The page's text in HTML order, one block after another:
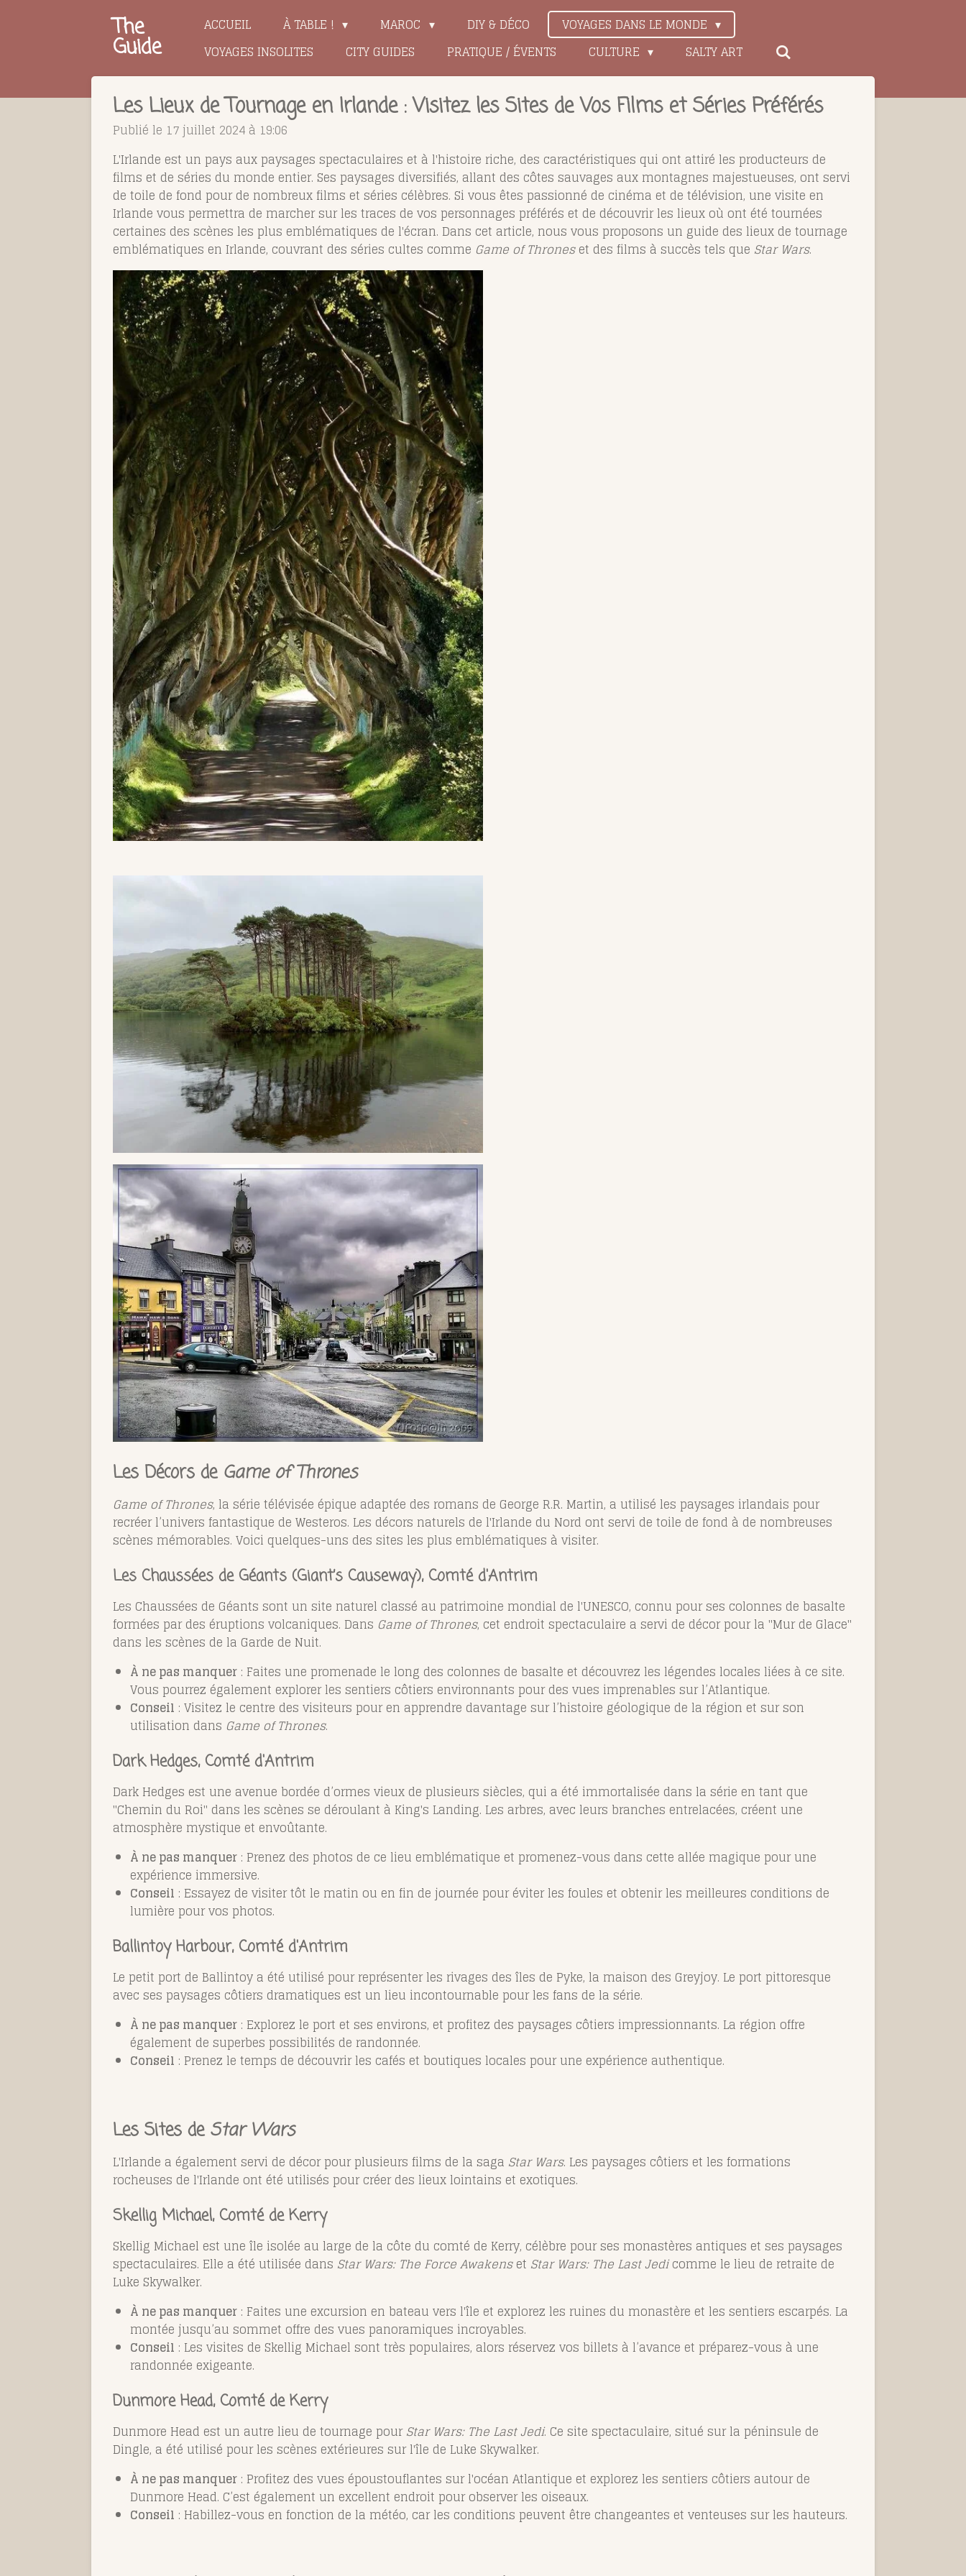
The
Guide
ACCUEIL À TABLE ! MAROC DIY & DÉCO
VOYAGES DANS LE MONDE
VOYAGES INSOLITES
CITY GUIDES PRATIQUE / ÉVENTS CULTURE SALTY ART
Les Lieux de Tournage en Irlande : Visitez les Sites de Vos Films et Séries Préférés
Publié le 17 juillet 2024 à 19:06
L'Irlande est un pays aux paysages spectaculaires et à l'histoire riche, des caractéristiques qui ont attiré les producteurs de
films et de séries du monde entier. Ses paysages diversifiés, allant des côtes sauvages aux montagnes majestueuses, ont servi
de toile de fond pour de nombreux films et séries célèbres. Si vous êtes passionné de cinéma et de télévision, une visite en
Irlande vous permettra de marcher sur les traces de vos personnages préférés et de découvrir les lieux où ont été tournées
certaines des scènes les plus emblématiques de l'écran. Dans cet article, nous vous proposons un guide des lieux de tournage
emblématiques en Irlande, couvrant des séries cultes comme Game of Throneset des films à succès tels que Star Wars.
Les Décors de Game of Thrones
Game of Thrones, la série télévisée épique adaptée des romans de George R.R. Martin, a utilisé les paysages irlandais pour
recréer l’univers fantastique de Westeros. Les décors naturels de l'Irlande du Nord ont servi de toile de fond à de nombreuses
scènes mémorables. Voici quelques-uns des sites les plus emblématiques à visiter.
Les Chaussées de Géants (Giant’s Causeway), Comté d'Antrim
Les Chaussées de Géants sont un site naturel classé au patrimoine mondial de l'UNESCO, connu pour ses colonnes de basalte
formées par des éruptions volcaniques. Dans Game of Thrones, cet endroit spectaculaire a servi de décor pour la "Mur de Glace"
dans les scènes de la Garde de Nuit.
À ne pas manquer : Faites une promenade le long des colonnes de basalte et découvrez les légendes locales liées à ce site.
Vous pourrez également explorer les sentiers côtiers environnants pour des vues imprenables sur l’Atlantique.
Conseil : Visitez le centre des visiteurs pour en apprendre davantage sur l’histoire géologique de la région et sur son
utilisation dans Game of Thrones.
Dark Hedges, Comté d'Antrim
Dark Hedges est une avenue bordée d’ormes vieux de plusieurs siècles, qui a été immortalisée dans la série en tant que
"Chemin du Roi" dans les scènes se déroulant à King's Landing. Les arbres, avec leurs branches entrelacées, créent une
atmosphère mystique et envoûtante.
À ne pas manquer : Prenez des photos de ce lieu emblématique et promenez-vous dans cette allée magique pour une
expérience immersive.
Conseil : Essayez de visiter tôt le matin ou en fin de journée pour éviter les foules et obtenir les meilleures conditions de
lumière pour vos photos.
Ballintoy Harbour, Comté d'Antrim
Le petit port de Ballintoy a été utilisé pour représenter les rivages des îles de Pyke, la maison des Greyjoy. Le port pittoresque
avec ses paysages côtiers dramatiques est un lieu incontournable pour les fans de la série.
À ne pas manquer : Explorez le port et ses environs, et profitez des paysages côtiers impressionnants. La région offre
également de superbes possibilités de randonnée.
Conseil : Prenez le temps de découvrir les cafés et boutiques locales pour une expérience authentique.
Les Sites de Star Wars
L'Irlande a également servi de décor pour plusieurs films de la saga Star Wars. Les paysages côtiers et les formations
rocheuses de l'Irlande ont été utilisés pour créer des lieux lointains et exotiques.
Skellig Michael, Comté de Kerry
Skellig Michael est une île isolée au large de la côte du comté de Kerry, célèbre pour ses monastères antiques et ses paysages
spectaculaires. Elle a été utilisée dans Star Wars: The Force Awakenset Star Wars: The Last Jedicomme le lieu de retraite de
Luke Skywalker.
À ne pas manquer : Faites une excursion en bateau vers l'île et explorez les ruines du monastère et les sentiers escarpés. La
montée jusqu’au sommet offre des vues panoramiques incroyables.
Conseil : Les visites de Skellig Michael sont très populaires, alors réservez vos billets à l’avance et préparez-vous à une
randonnée exigeante.
Dunmore Head, Comté de Kerry
Dunmore Head est un autre lieu de tournage pourStar Wars: The Last Jedi. Ce site spectaculaire, situé sur la péninsule de
Dingle, a été utilisé pour les scènes extérieures sur l'île de Luke Skywalker.
À ne pas manquer : Profitez des vues époustouflantes sur l'océan Atlantique et explorez les sentiers côtiers autour de
Dunmore Head. C’est également un excellent endroit pour observer les oiseaux.
Conseil : Habillez-vous en fonction de la météo, car les conditions peuvent être changeantes et venteuses sur les hauteurs.